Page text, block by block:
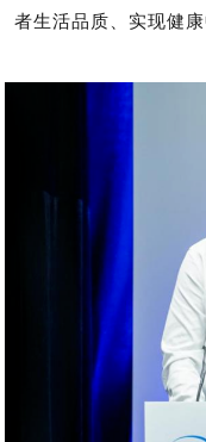
者生活品质、实现健